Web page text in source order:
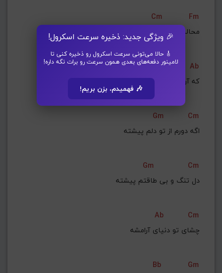
🎉 ویژگی جدید: ذخیره سرعت اسکرول!
🎸 حالا می‌تونی سرعت اسکرول رو ذخیره کنی تا
لامینور دفعه‌های بعدی همون سرعت رو برات نگه داره!
🎶 فهمیدم، بزن بریم!
Cm
Fm
محاله دیگه جز تو چیزی بخوام
Cm Gm
Ab
که آرامش روزگارم تویی
Gm
Cm
اگه دورم از تو دلم پیشته
Gm
Cm
دل تنگ و بی طاقتم پیشته
Ab
Cm
چشای تو دنیای آرامشه
Bb
Gm